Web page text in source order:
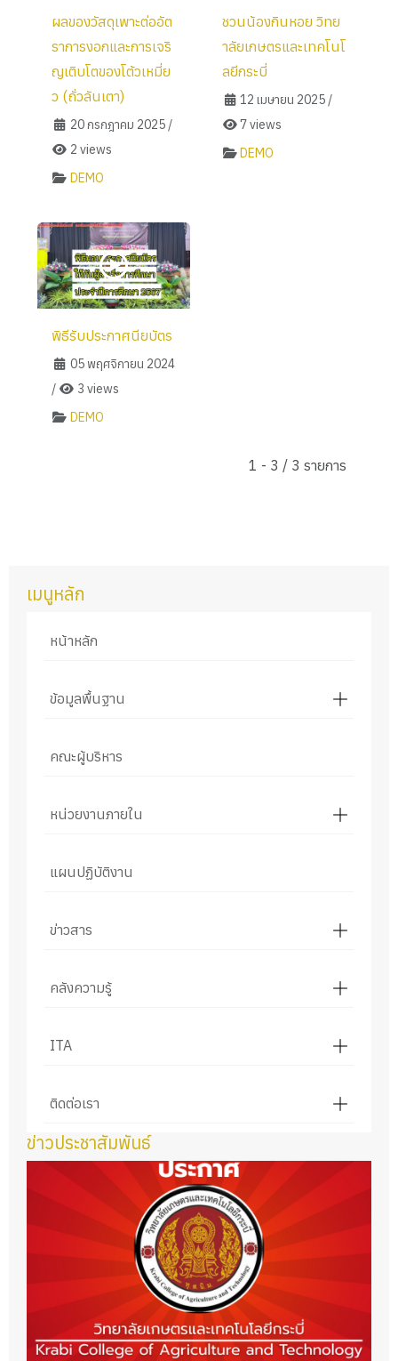
ผลของวัสดุเพาะต่ออัต
ราการงอกและการเจริ
ญเติบโตของโต้วเหมี่ย
ว (ถั่วลันเตา)
20 กรกฎาคม 2025/
2 views
DEMO
ชวนน้องกินหอย วิทย
าลัยเกษตรและเทคโนโ
ลยีกระบี่
12 เมษายน 2025 /
7 views
DEMO
พิธีรับประกาศนียบัตร
05 พฤศจิกายน 2024
/
3 views
DEMO
1 - 3 / 3 รายการ
เมนูหลัก
หน้าหลัก
ข้อมูลพื้นฐาน
คณะผู้บริหาร
หน่วยงานภายใน
แผนปฏิบัติงาน
ข่าวสาร
คลังความรู้
ITA
ติดต่อเรา
ข่าวประชาสัมพันธ์